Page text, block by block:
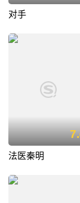
对手
7.
法医秦明